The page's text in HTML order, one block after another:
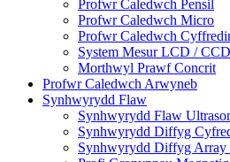
Profwr Caledwch Pensil
Profwr Caledwch Micro
Profwr Caledwch
System Mesur LCD / CCD
Morthwyl Prawf Concrit
Profwr Caledwch Arwyneb
Synhwyrydd Flaw
Synhwyrydd Flaw
Synhwyrydd Diffyg
Synhwyrydd Diffyg Array